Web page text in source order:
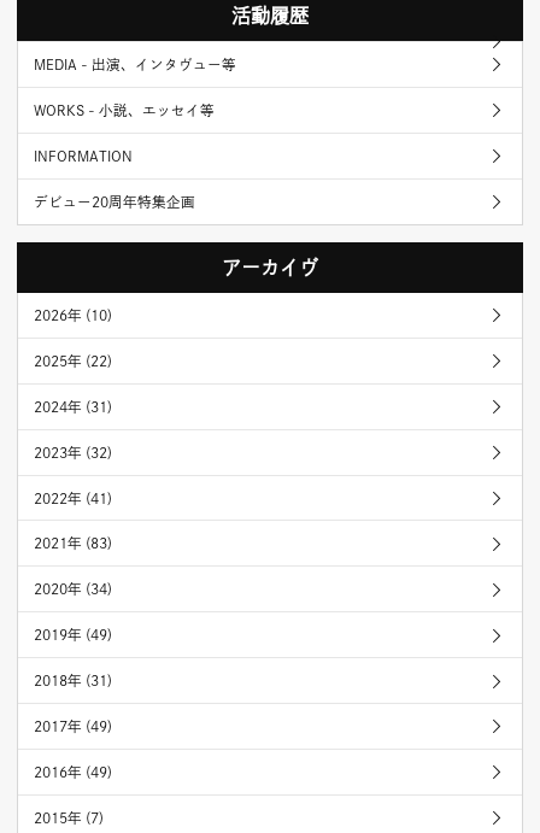
活動履歴
MEDIA - 出演、インタヴュー等
WORKS - 小説、エッセイ等
INFORMATION
デビュー20周年特集企画
アーカイヴ
2026年 (10)
2025年 (22)
2024年 (31)
2023年 (32)
2022年 (41)
2021年 (83)
2020年 (34)
2019年 (49)
2018年 (31)
2017年 (49)
2016年 (49)
2015年 (7)